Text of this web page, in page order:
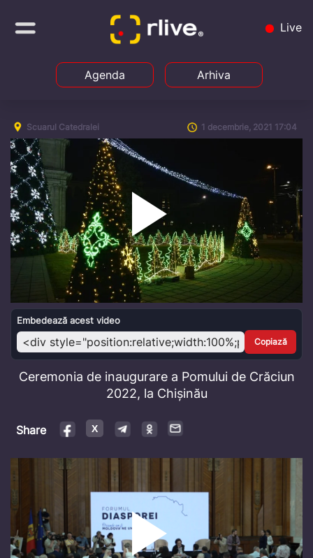
Live
Agenda Arhiva
Scuarul Catedralei 1 decembrie, 2021 17:04
Play
Video
Embedează acest video
Copiază
Ceremonia de inaugurare a Pomului de Crăciun
2022, la Chișinău
Share